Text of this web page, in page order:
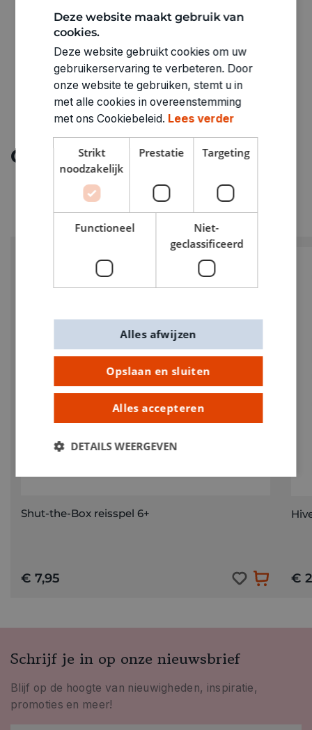
3320016
Ontdek meer
Shut-the-Box reisspel 6+
€ 7,95 €
Schrijf je in op onze nieuwsbrief
Blijf op de hoogte van nieuwigheden, inspiratie,
promoties en meer!
Deze website maakt gebruik van
cookies.
Deze website gebruikt cookies om uw
gebruikerservaring te verbeteren. Door
onze website te gebruiken, stemt u in
met alle cookies in overeenstemming
met ons Cookiebeleid. Lees verder
Strikt
noodzakelijk
Prestatie Targeting
Functioneel
Niet-
geclassificeerd
Opslaan en sluiten
Alles accepteren
Alles afwijzen
DETAILS WEERGEVEN